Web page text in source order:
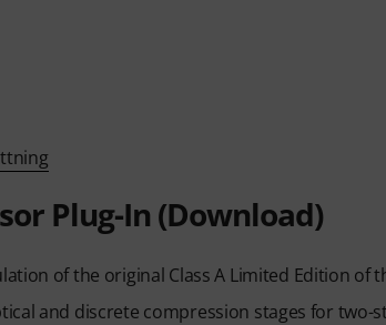
Plug-In (Download)
of the original Class A Limited Edition of
and discrete compression stages for two-